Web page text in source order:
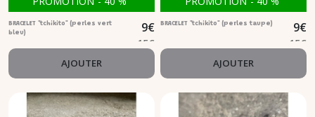
BRACELET "tchikito" (perles vert
bleu)
9€
15€
AJOUTER
BRACELET "tchikito" (perles taupe) 9€
15€
AJOUTER